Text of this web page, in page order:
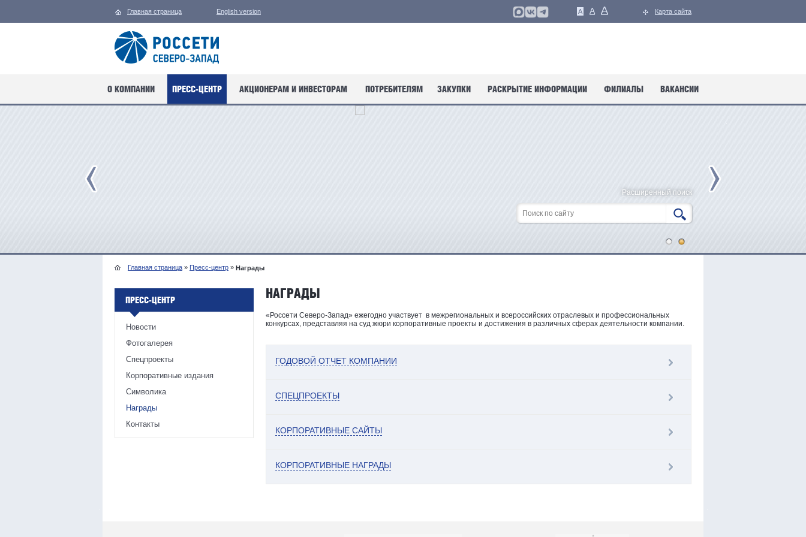
Главная страница English version Карта сайта
A A A
О КОМПАНИИ ПРЕСС-ЦЕНТР АКЦИОНЕРАМ И ИНВЕСТОРАМ ПОТРЕБИТЕЛЯМ ЗАКУПКИ РАСКРЫТИЕ ИНФОРМАЦИИ ФИЛИАЛЫ ВАКАНСИИ
Расширенный поиск
Главная страница » Пресс-центр » Награды
ПРЕСС-ЦЕНТР
Новости
Фотогалерея
Спецпроекты
Корпоративные издания
Символика
Награды
Контакты
НАГРАДЫ
«Россети Северо-Запад» ежегодно участвует в межрегиональных и всероссийских отраслевых и профессиональных
конкурсах, представляя на суд жюри корпоративные проекты и достижения в различных сферах деятельности компании.
ГОДОВОЙ ОТЧЕТ КОМПАНИИ
СПЕЦПРОЕКТЫ
КОРПОРАТИВНЫЕ САЙТЫ
КОРПОРАТИВНЫЕ НАГРАДЫ